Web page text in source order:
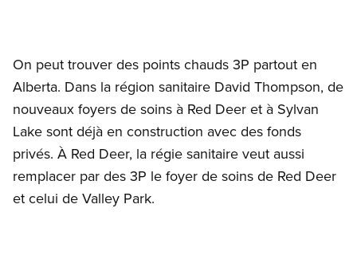
On peut trouver des points chauds 3P partout en
Alberta. Dans la région sanitaire David Thompson, de
nouveaux foyers de soins à Red Deer et à Sylvan
Lake sont déjà en construction avec des fonds
privés. À Red Deer, la régie sanitaire veut aussi
remplacer par des 3P le foyer de soins de Red Deer
et celui de Valley Park.